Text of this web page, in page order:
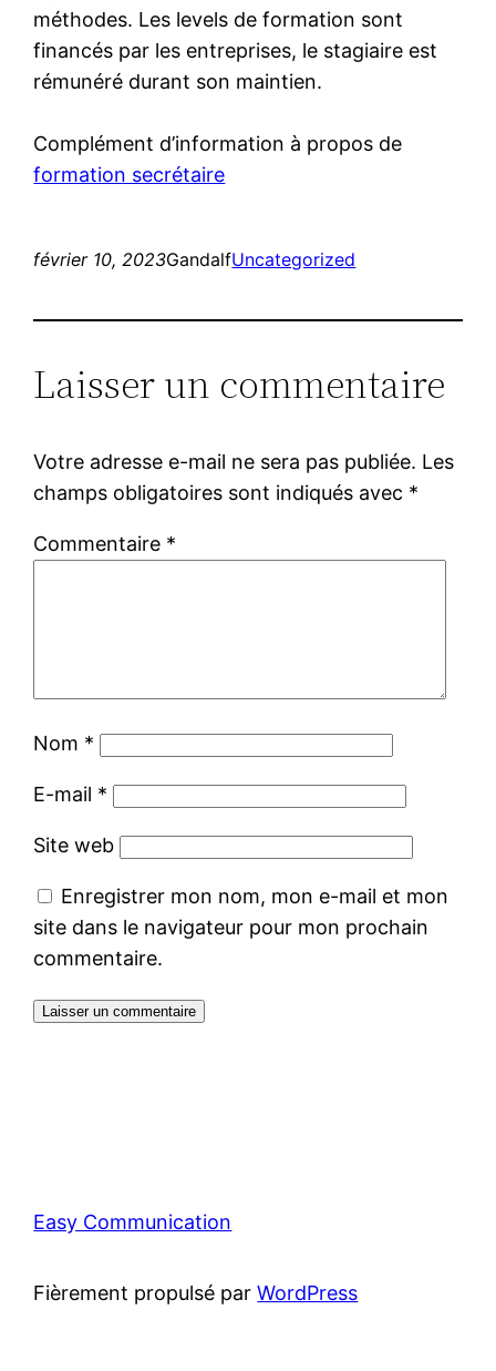
méthodes. Les levels de formation sont
financés par les entreprises, le stagiaire est
rémunéré durant son maintien.
Complément d’information à propos de
formation secrétaire
février 10, 2023GandalfUncategorized
Laisser un commentaire
Votre adresse e-mail ne sera pas publiée. Les
champs obligatoires sont indiqués avec *
Commentaire *
Nom *
E-mail *
Site web
Enregistrer mon nom, mon e-mail et mon
site dans le navigateur pour mon prochain
commentaire.
Easy Communication
Fièrement propulsé parWordPress